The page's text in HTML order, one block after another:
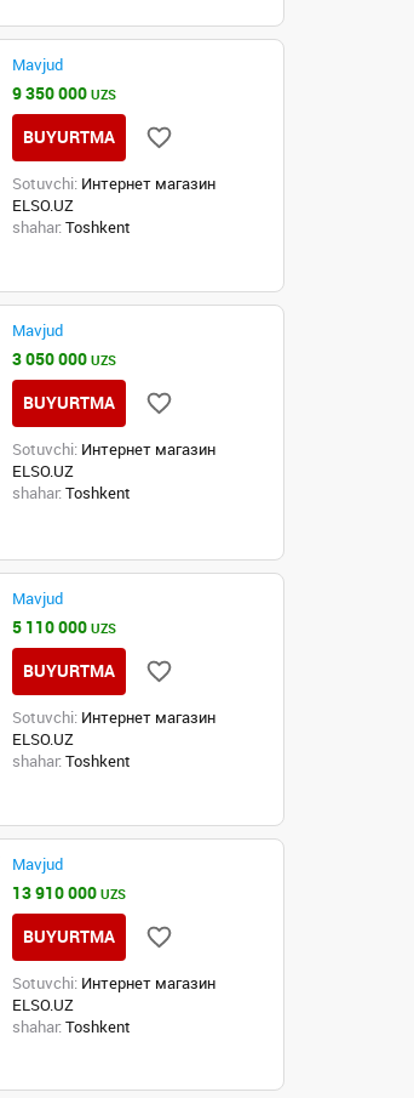
Mavjud
9 350 000UZS
BUYURTMA
Sotuvchi: Интернет магазин
ELSO.UZ
shahar: Toshkent
Mavjud
3 050 000UZS
BUYURTMA
Sotuvchi: Интернет магазин
ELSO.UZ
shahar: Toshkent
Mavjud
5 110 000UZS
BUYURTMA
Sotuvchi: Интернет магазин
ELSO.UZ
shahar: Toshkent
Mavjud
13 910 000UZS
BUYURTMA
Sotuvchi: Интернет магазин
ELSO.UZ
shahar: Toshkent